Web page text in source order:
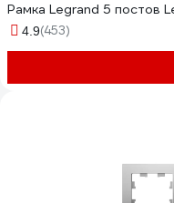
Рамка Legrand 5 постов
4.9(453)